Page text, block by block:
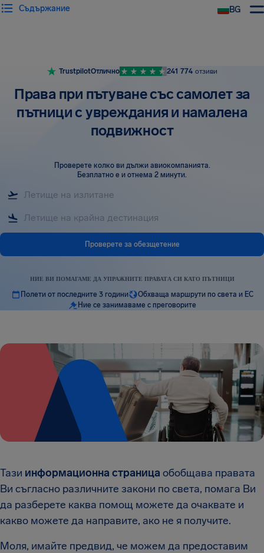
BG
Съдържание
TrustpilotОтлично 241 774 отзиви
Права при пътуване със самолет за
пътници с увреждания и намалена
подвижност
Проверете колко ви дължи авиокомпанията.
Безплатно е и отнема 2 минути.
Проверете за обезщетение
НИЕ ВИ ПОМАГАМЕ ДА УПРАЖНИТЕ ПРАВАТА СИ КАТО ПЪТНИЦИ
Полети от последните 3 години
Обхваща маршрути по света и ЕС
Ние се занимаваме с преговорите
Тази информационна страница обобщава правата
Ви съгласно различните закони по света, помага Ви
да разберете каква помощ можете да очаквате и
какво можете да направите, ако не я получите.
Моля, имайте предвид, че можем да предоставим